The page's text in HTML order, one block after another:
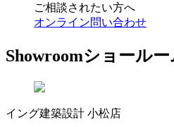
ご相談されたい方へ
オンライン問い合わせ
Showroomショール
イング建築設計 小松店